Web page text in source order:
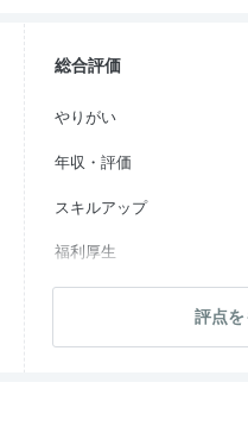
評点を
総合評価
やりがい
年収・評価
スキルアップ
福利厚生
社員・管理職